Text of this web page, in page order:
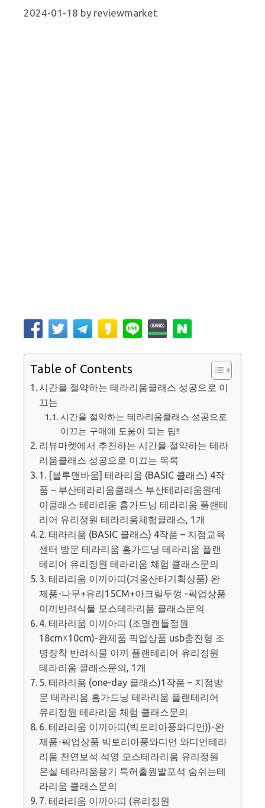
2024-01-18 by reviewmarket
Table of Contents
시간을 절약하는 테라리움클래스 성공으로 이
끄는
시간을 절약하는 테라리움클래스 성공으로
이끄는 구매에 도움이 되는 팁!!
리뷰마켓에서 추천하는 시간을 절약하는 테라
리움클래스 성공으로 이끄는 목록
1. [블루맨바움] 테라리움 (BASIC 클래스) 4작
품 – 부산테라리움클래스 부산테라리움원데
이클래스 테라리움 홈가드닝 테라리움 플랜테
리어 유리정원 테라리움체험클래스, 1개
2. 테라리움 (BASIC 클래스) 4작품 – 지점교육
센터 방문 테라리움 홈가드닝 테라리움 플랜
테리어 유리정원 테라리움 체험 클래스문의
3. 테라리움 이끼아띠(겨울산타기획상품) 완
제품-나무+유리15CM+아크릴두껑 -픽업상품
이끼반려식물 모스테라리움 클래스문의
4. 테라리움 이끼아띠 (조명캔들정원
18cm☓10cm)-완제품 픽업상품 usb충전형 조
명장착 반려식물 이끼 플랜테리어 유리정원
테라리움 클래스문의, 1개
5. 테라리움 (one-day 클래스)1작품 – 지점방
문 테라리움 홈가드닝 테라리움 플랜테리어
유리정원 테라리움 체험 클래스문의
6. 테라리움 이끼아띠(빅토리아풍와디언))-완
제품-픽업상품 빅토리아풍와디언 와디언테라
리움 천연보석 석영 모스테라리움 유리정원
온실 테라리움용기 특허출원발포석 숨쉬는테
라리움 클래스문의
7. 테라리움 이끼아띠 (유리정원